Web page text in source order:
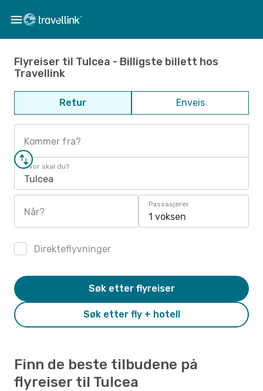
Flyreiser til Tulcea - Billigste billett hos
Travellink
Retur Enveis
Kommer fra?
Hvor skal du?
Tulcea
Når?
Passasjerer
1 voksen
Direkteflyvninger
Søk etter fly + hotell
Søk etter flyreiser
Finn de beste tilbudene på
flyreiser til Tulcea